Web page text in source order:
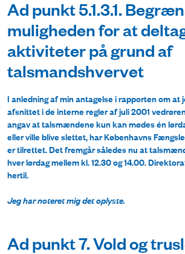
Ad punkt 5.1.3.1.
muligheden for at
aktiviteter på grund af
talsmandshvervet
I anledning af min antagelse i rapporten om at
afsnittet i de interne regler af juli 2001
angav at talsmændene kun kan mødes én
eller ville blive slettet, har Københavns
er tilrettet. Det fremgår således nu at
hver lørdag mellem kl. 12.30 og 14.00.
hertil.
Jeg har noteret mig det oplyste.
Ad punkt 7. Vold og